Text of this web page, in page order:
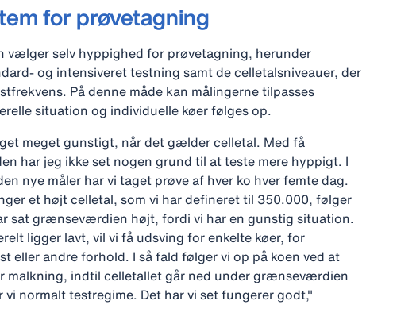
for prøvetagning
vælger selv hyppighed for prøvetagning, herunder
og intensiveret testning samt de celletalsniveauer, der
På denne måde kan målingerne tilpasses
situation og individuelle køer følges op.
meget gunstigt, når det gælder celletal. Med få
har jeg ikke set nogen grund til at teste mere hyppigt. I
nye måler har vi taget prøve af hver ko hver femte dag.
et højt celletal, som vi har defineret til 350.000, følger
sat grænseværdien højt, fordi vi har en gunstig situation.
ligger lavt, vil vi få udsving for enkelte køer, for
eller andre forhold. I så fald følger vi op på koen ved at
malkning, indtil celletallet går ned under grænseværdien
vi normalt testregime. Det har vi set fungerer godt,"